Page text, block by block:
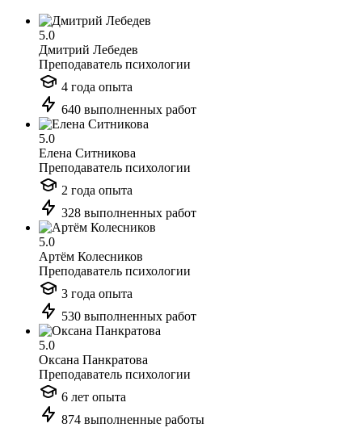
5.0
Дмитрий Лебедев
Преподаватель психологии
4 года опыта
640 выполненных работ
5.0
Елена Ситникова
Преподаватель психологии
2 года опыта
328 выполненных работ
5.0
Артём Колесников
Преподаватель психологии
3 года опыта
530 выполненных работ
5.0
Оксана Панкратова
Преподаватель психологии
6 лет опыта
874 выполненные работы